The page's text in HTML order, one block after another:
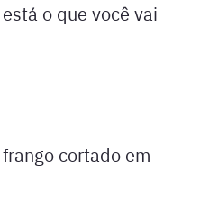
o que você vai
cortado em